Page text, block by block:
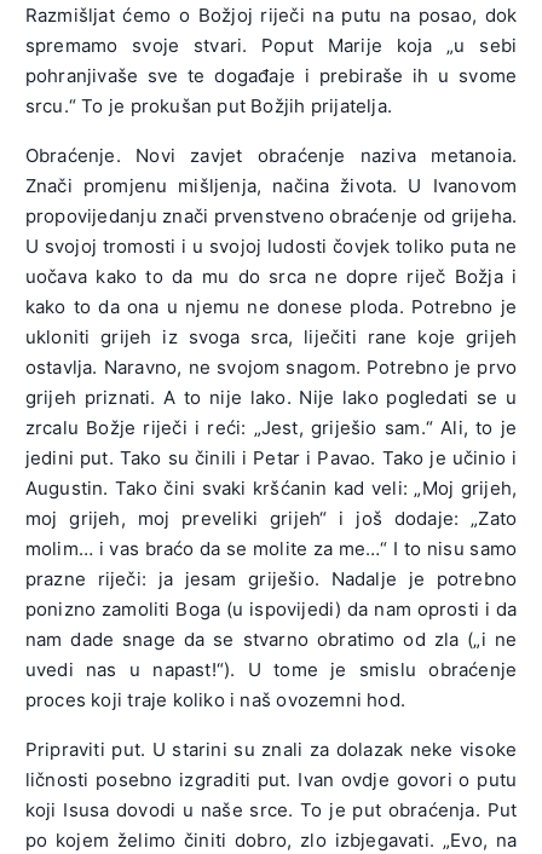
Razmišljat ćemo o Božjoj riječi na putu na posao, dok
spremamo svoje stvari. Poput Marije koja „u sebi
pohranjivaše sve te događaje i prebiraše ih u svome
srcu.“ To je prokušan put Božjih prijatelja.
Obraćenje. Novi zavjet obraćenje naziva metanoia.
Znači promjenu mišljenja, načina života. U Ivanovom
propovijedanju znači prvenstveno obraćenje od grijeha.
U svojoj tromosti i u svojoj ludosti čovjek toliko puta ne
uočava kako to da mu do srca ne dopre riječ Božja i
kako to da ona u njemu ne donese ploda. Potrebno je
ukloniti grijeh iz svoga srca, liječiti rane koje grijeh
ostavlja. Naravno, ne svojom snagom. Potrebno je prvo
grijeh priznati. A to nije lako. Nije lako pogledati se u
zrcalu Božje riječi i reći: „Jest, griješio sam.“ Ali, to je
jedini put. Tako su činili i Petar i Pavao. Tako je učinio i
Augustin. Tako čini svaki kršćanin kad veli: „Moj grijeh,
moj grijeh, moj preveliki grijeh“ i još dodaje: „Zato
molim… i vas braćo da se molite za me…“ I to nisu samo
prazne riječi: ja jesam griješio. Nadalje je potrebno
ponizno zamoliti Boga (u ispovijedi) da nam oprosti i da
nam dade snage da se stvarno obratimo od zla („i ne
uvedi nas u napast!“). U tome je smislu obraćenje
proces koji traje koliko i naš ovozemni hod.
Pripraviti put. U starini su znali za dolazak neke visoke
ličnosti posebno izgraditi put. Ivan ovdje govori o putu
koji Isusa dovodi u naše srce. To je put obraćenja. Put
po kojem želimo činiti dobro, zlo izbjegavati. „Evo, na